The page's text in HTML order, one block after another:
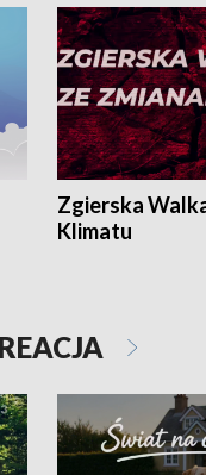
Zgierska
Klimatu